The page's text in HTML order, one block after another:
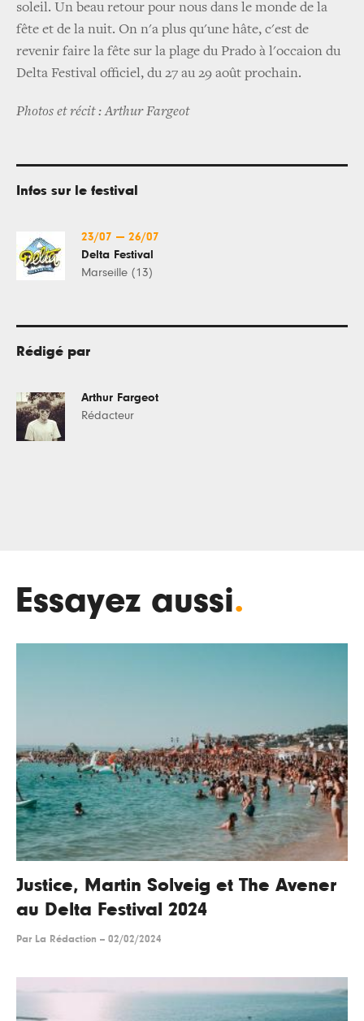
soleil. Un beau retour pour nous dans le monde de la
fête et de la nuit. On n'a plus qu'une hâte, c'est de
revenir faire la fête sur la plage du Prado à l'occaion du
Delta Festival officiel, du 27 au 29 août prochain.
Photos et récit : Arthur Fargeot
Infos sur le festival
23/07 — 26/07
Delta Festival
Marseille (13)
Rédigé par
Arthur Fargeot
Rédacteur
Essayez aussi.
Justice, Martin Solveig et The Avener
au Delta Festival 2024
Par La Rédaction -- 02/02/2024